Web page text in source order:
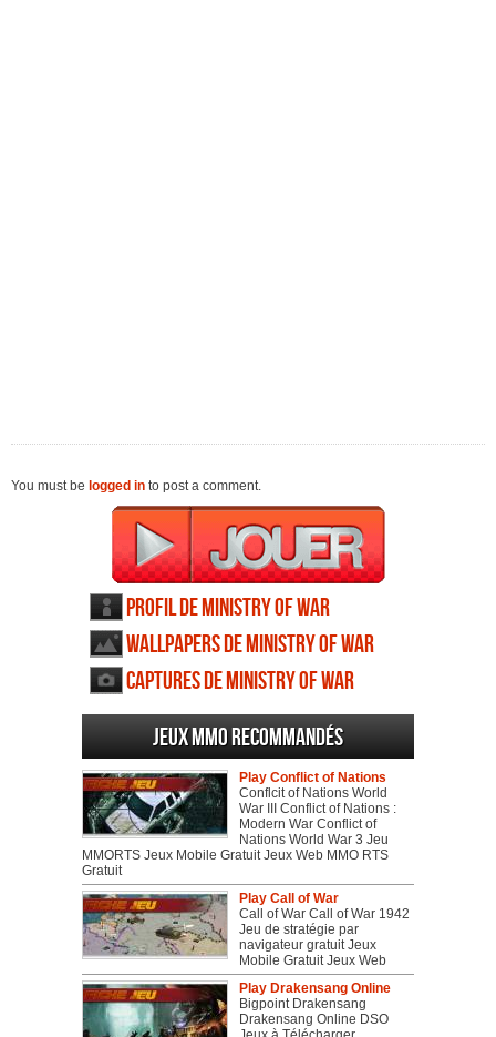
You must be logged in to post a comment.
Profil de Ministry of War
Wallpapers de Ministry of War
Captures de Ministry of War
Jeux MMO recommandés
Play Conflict of Nations
Conflcit of Nations World
War III Conflict of Nations :
Modern War Conflict of
Nations World War 3 Jeu
MMORTS Jeux Mobile Gratuit Jeux Web MMO RTS
Gratuit
Play Call of War
Call of War Call of War 1942
Jeu de stratégie par
navigateur gratuit Jeux
Mobile Gratuit Jeux Web
Play Drakensang Online
Bigpoint Drakensang
Drakensang Online DSO